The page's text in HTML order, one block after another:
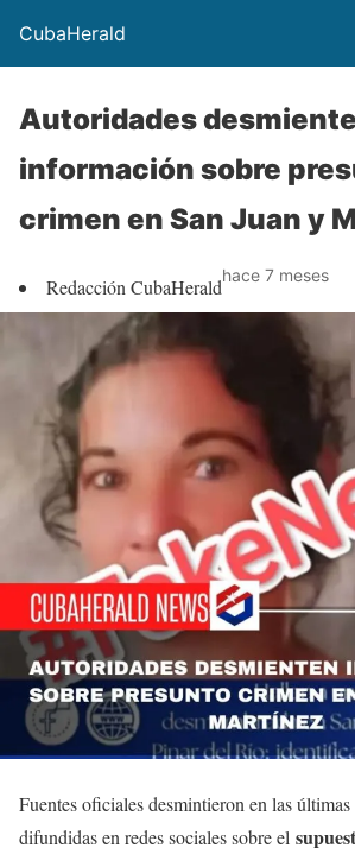
CubaHerald
Autoridades
información sobre
crimen en San Juan y
Redacción CubaHeraldhace 7 meses
Fuentes oficiales desmintieron en las
difundidas en redes sociales sobre el